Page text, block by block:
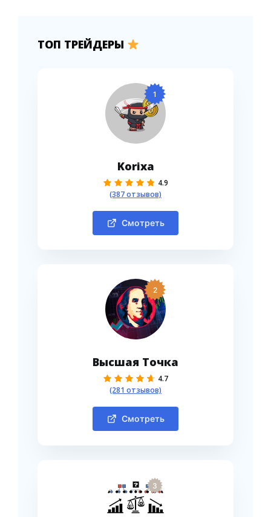
ТОП ТРЕЙДЕРЫ
1
Korixa
4.9
(387 отзывов)
Смотреть
2
Высшая Точка
4.7
(281 отзывов)
Смотреть
3